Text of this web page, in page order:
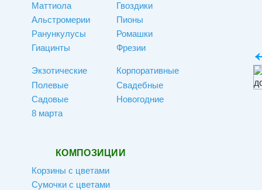
Маттиола
Альстромерии
Ранункулусы
Гиацинты
Экзотические
Гвоздики
Пионы
Ромашки
Фрезии
Корпоративные
Полевые
Садовые
8 марта
Свадебные
Новогодние
КОМПОЗИЦИИ
Корзины с цветами
Сумочки с цветами